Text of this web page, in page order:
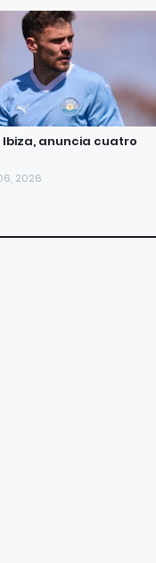
Ibiza, anuncia cuatro
2026